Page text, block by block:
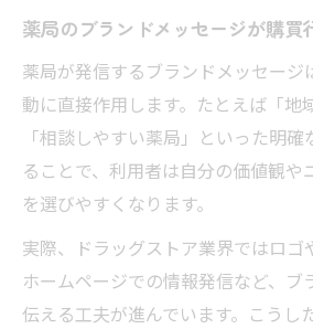
薬局のブランドメッセージが購買
薬局が発信するブランドメッセージ
動に直接作用します。たとえば「地
「相談しやすい薬局」といった明
ることで、利用者は自分の価値観や
を選びやすくなります。
実際、ドラッグストア業界ではロゴ
ホームページでの情報発信など、ブ
伝える工夫が進んでいます。こうし